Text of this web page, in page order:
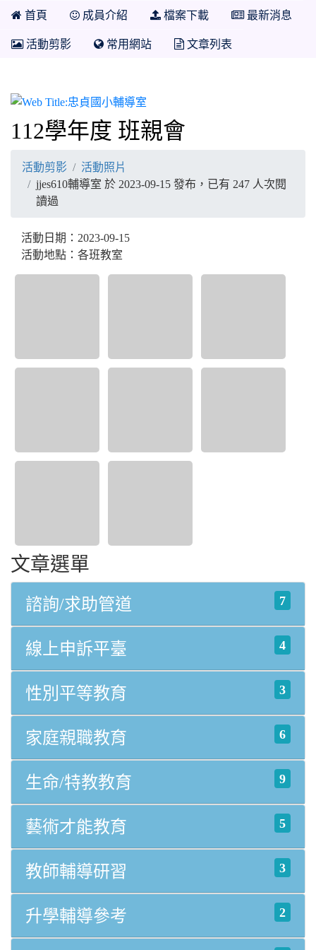
首頁 成員介紹 檔案下載 最新消息
活動剪影 常用網站 文章列表
112學年度 班親會
活動剪影
活動照片
jjes610輔導室 於 2023-09-15 發布，已有 247 人次閱
讀過
活動日期：2023-09-15
活動地點：各班教室
文章選單
7
諮詢/求助管道
4
線上申訴平臺
3
性別平等教育
6
家庭親職教育
9
生命/特教教育
5
藝術才能教育
3
教師輔導研習
2
升學輔導參考